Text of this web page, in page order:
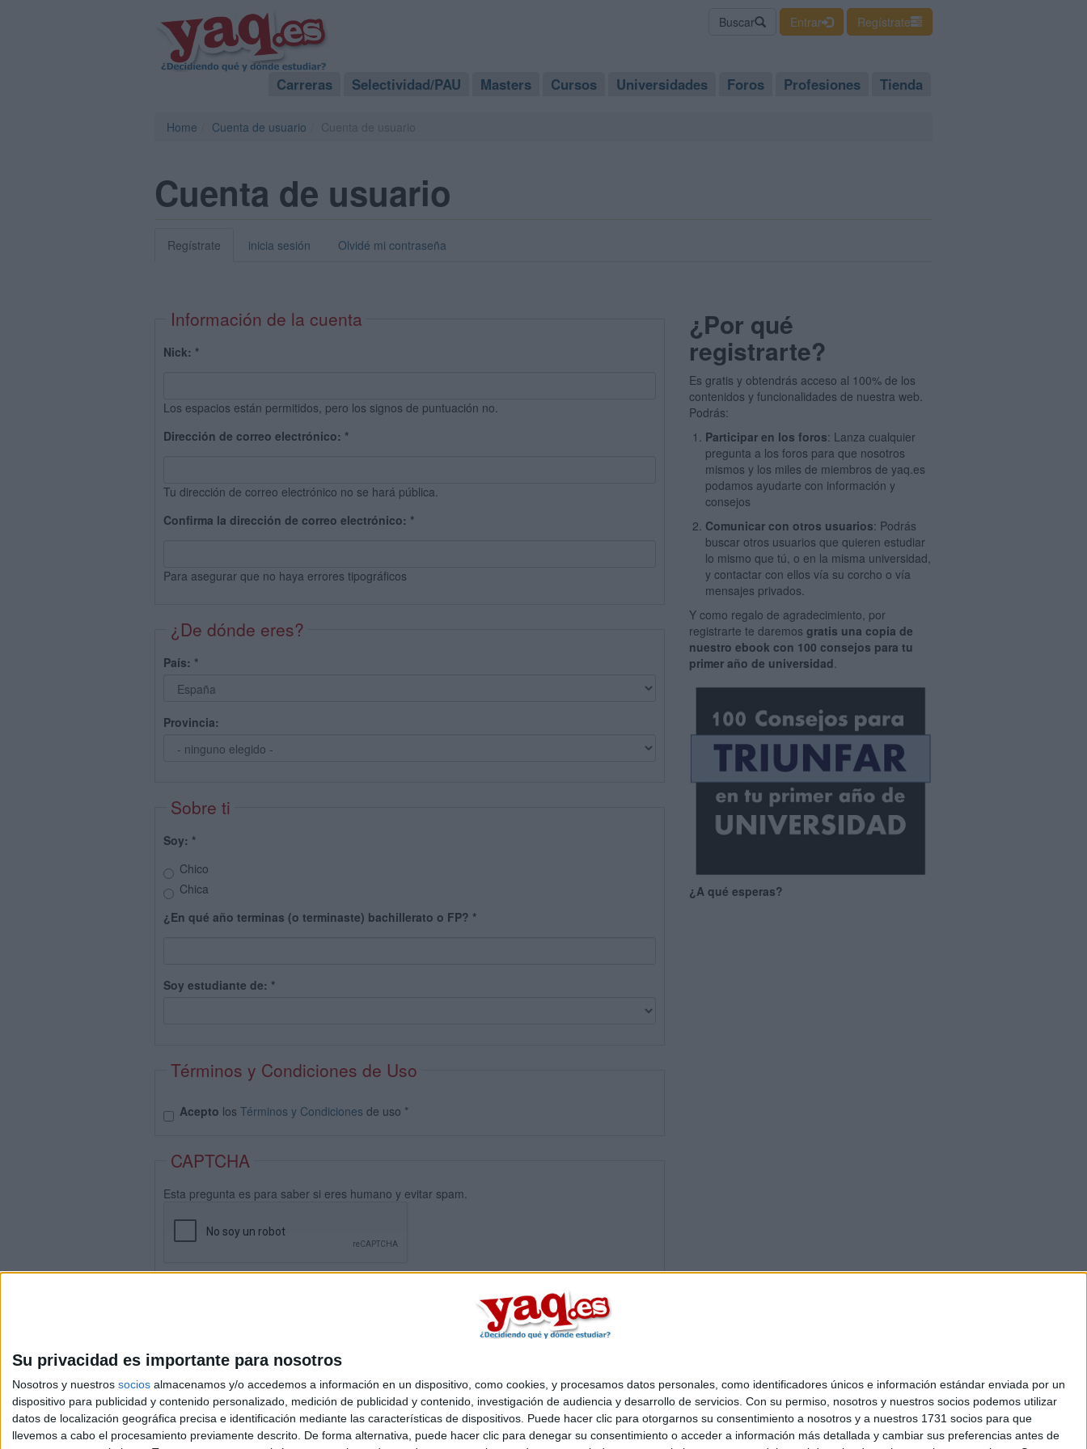
Su privacidad es importante para nosotros
Nosotros y nuestros socios almacenamos y/o accedemos a información en un dispositivo, como cookies, y procesamos datos personales, como identificadores únicos e información estándar enviada por un
dispositivo para publicidad y contenido personalizado, medición de publicidad y contenido, investigación de audiencia y desarrollo de servicios. Con su permiso, nosotros y nuestros socios podemos utilizar
datos de localización geográfica precisa e identificación mediante las características de dispositivos. Puede hacer clic para otorgarnos su consentimiento a nosotros y a nuestros 1731 socios para que
llevemos a cabo el procesamiento previamente descrito. De forma alternativa, puede hacer clic para denegar su consentimiento o acceder a información más detallada y cambiar sus preferencias antes de
Buscar Entrar Regístrate
Carreras Selectividad/PAU Masters Cursos Universidades Foros Profesiones Tienda
Home Cuenta de usuario
Cuenta de usuario
Regístrate inicia sesión Olvidé mi contraseña
Información de la cuenta
Nick: *
Los espacios están permitidos, pero los signos de puntuación no.
Dirección de correo electrónico: *
Tu dirección de correo electrónico no se hará pública.
Confirma la dirección de correo electrónico: *
Para asegurar que no haya errores tipográficos
¿De dónde eres?
País: *
Provincia:
Sobre ti
Soy: *
Chico
Chica
¿En qué año terminas (o terminaste) bachillerato o FP? *
Soy estudiante de: *
Términos y Condiciones de Uso
Acepto los Términos y Condiciones de uso *
CAPTCHA
Esta pregunta es para saber si eres humano y evitar spam.
¿Por qué
registrarte?
Es gratis y obtendrás acceso al 100% de los
contenidos y funcionalidades de nuestra web.
Podrás:
Participar en los foros: Lanza cualquier
pregunta a los foros para que nosotros
mismos y los miles de miembros de yaq.es
podamos ayudarte con información y
consejos
Comunicar con otros usuarios: Podrás
buscar otros usuarios que quieren estudiar
lo mismo que tú, o en la misma universidad,
y contactar con ellos vía su corcho o vía
mensajes privados.
Y como regalo de agradecimiento, por
registrarte te daremosgratis una copia de
nuestro ebook con 100 consejos para tu
primer año de universidad.
¿A qué esperas?
Quiénes somos |Contactar| Anúnciate
Aviso legal|Politica de privacidad|Condiciones generales|Política de cookies